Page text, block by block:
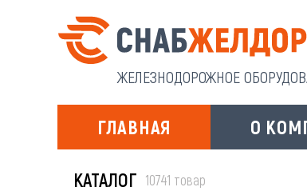
ЖЕЛЕЗНОДОРОЖНОЕ
ГЛАВНАЯ О
КАТАЛОГ 10741 товар